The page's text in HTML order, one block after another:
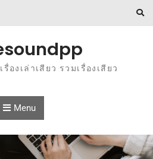
องเล่าเสียว รวมเรื่องเสียว
Menu